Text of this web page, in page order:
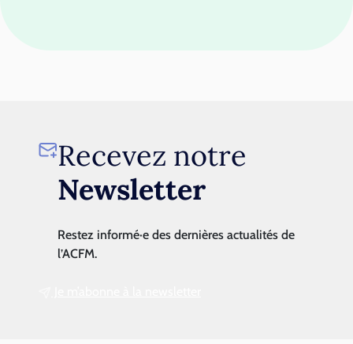
Recevez notre
Newsletter
Restez informé·e des dernières actualités de
l’ACFM.